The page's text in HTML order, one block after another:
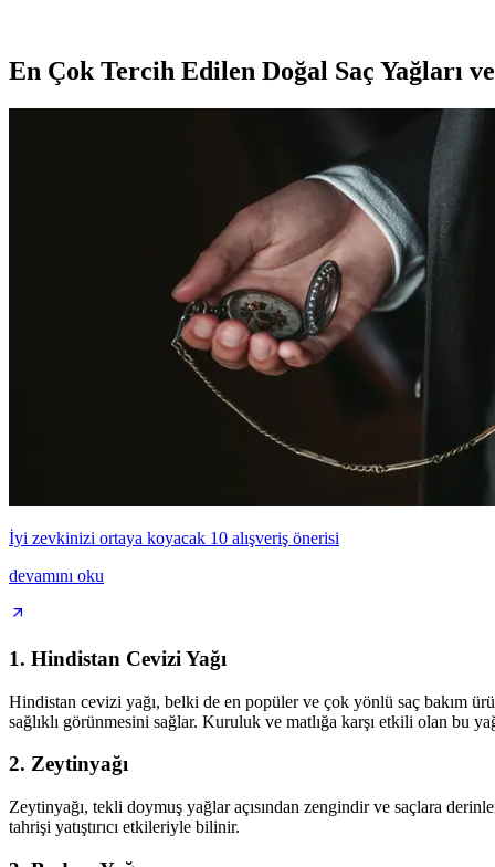
En Çok Tercih Edilen Doğal Saç Yağları
İyi zevkinizi ortaya koyacak 10 alışveriş önerisi
devamını oku
1. Hindistan Cevizi Yağı
Hindistan cevizi yağı, belki de en popüler ve çok yönlü saç bakım
sağlıklı görünmesini sağlar. Kuruluk ve matlığa karşı etkili olan bu
2. Zeytinyağı
Zeytinyağı, tekli doymuş yağlar açısından zengindir ve saçlara
tahrişi yatıştırıcı etkileriyle bilinir.